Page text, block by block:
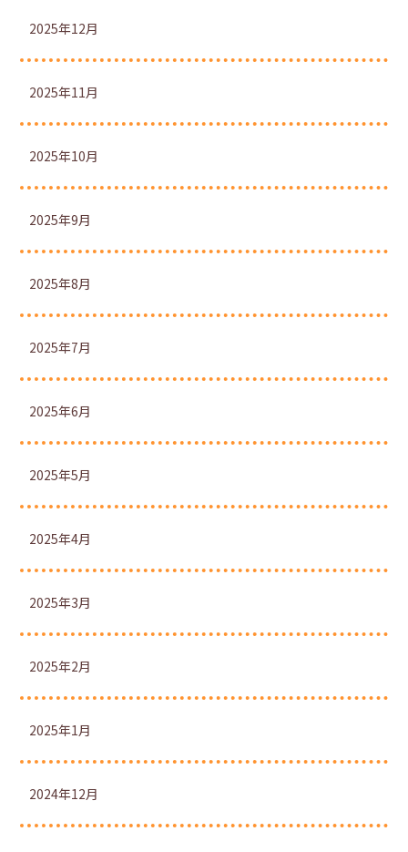
2025年12月
2025年11月
2025年10月
2025年9月
2025年8月
2025年7月
2025年6月
2025年5月
2025年4月
2025年3月
2025年2月
2025年1月
2024年12月